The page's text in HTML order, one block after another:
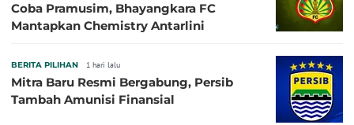
Coba Pramusim, Bhayangkara FC
Mantapkan Chemistry Antarlini
BERITA PILIHAN 1 hari lalu
Mitra Baru Resmi Bergabung, Persib
Tambah Amunisi Finansial